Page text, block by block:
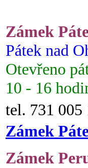
Zámek
Pátek nad
Otevřeno
10 - 16
tel. 731 005
Zámek
Zámek